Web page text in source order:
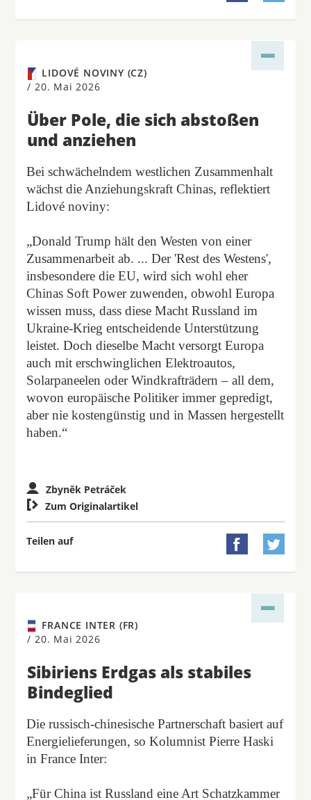
LIDOVÉ NOVINY (CZ)
/ 20. Mai 2026
Über Pole, die sich abstoßen
und anziehen
Bei schwächelndem westlichen Zusammenhalt
wächst die Anziehungskraft Chinas, reflektiert
Lidové noviny:
„Donald Trump hält den Westen von einer
Zusammenarbeit ab. ... Der 'Rest des Westens',
insbesondere die EU, wird sich wohl eher
Chinas Soft Power zuwenden, obwohl Europa
wissen muss, dass diese Macht Russland im
Ukraine-Krieg entscheidende Unterstützung
leistet. Doch dieselbe Macht versorgt Europa
auch mit erschwinglichen Elektroautos,
Solarpaneelen oder Windkrafträdern – all dem,
wovon europäische Politiker immer gepredigt,
aber nie kostengünstig und in Massen hergestellt
haben.“
Zbyněk Petráček
 Zum Originalartikel
Teilen auf  
FRANCE INTER (FR)
/ 20. Mai 2026
Sibiriens Erdgas als stabiles
Bindeglied
Die russisch-chinesische Partnerschaft basiert auf
Energielieferungen, so Kolumnist Pierre Haski
in France Inter:
„Für China ist Russland eine Art Schatzkammer